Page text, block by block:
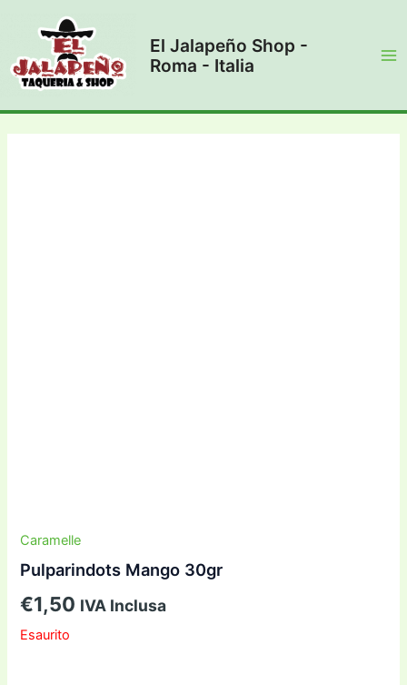
contenuto
El Jalapeño Shop -
Roma - Italia
Caramelle
Pulparindots Mango 30gr
€1,50 IVA Inclusa
Esaurito